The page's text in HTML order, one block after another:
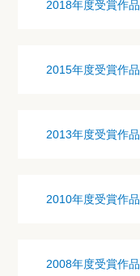
2018年度受賞作品
2015年度受賞作品
2013年度受賞作品
2010年度受賞作品
2008年度受賞作品